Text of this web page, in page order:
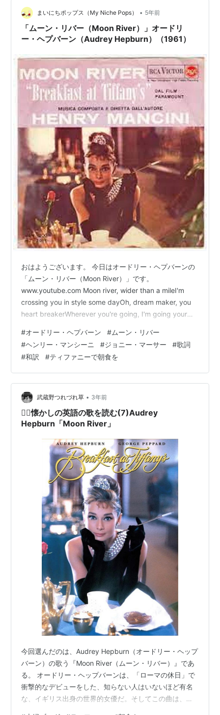
まいにちポップス（My Niche Pops） • 5年前
「ムーン・リバー（Moon River）」オードリ
ー・ヘプバーン（Audrey Hepburn）（1961）
おはようございます。 今日はオードリー・ヘプバーンの
「ムーン・リバー（Moon River）」です。
www.youtube.com Moon river, wider than a mileI'm
crossing you in style some dayOh, dream maker, you
heart breakerWherever you're going, I'm going your
of world to seeWe're after the same rainb…
#オードリー・ヘプバーン #ムーン・リバー
#ヘンリー・マンシーニ #ジョニー・マーサー #歌詞
#和訳 #ティファニーで朝食を
武蔵野つれづれ草 • 3年前
🙋‍♂️懐かしの英語の歌を読む(7)Audrey
Hepburn「Moon River」
今回選んだのは、Audrey Hepburn（オードリー・ヘップ
バーン）の歌う『Moon River（ムーン・リバー）』であ
る。 オードリー・ヘップバーンは、「ローマの休日」で
衝撃的なデビューをした、知らない人はいないほど有名
な、イギリス出身の世界的女優だ。そしてこの曲は、彼